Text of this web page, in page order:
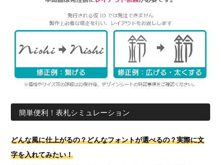
簡単便利！表札シミュレーション
どんな風に仕上がるの？どんなフォントが選べるの？実際に文
字を入れてみたい！